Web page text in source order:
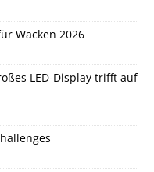
Wacken 2026
LED-Display trifft auf